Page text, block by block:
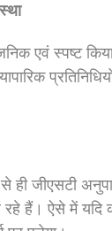
एवं स्पष्ट किया
ही जीएसटी
रहे हैं। ऐसे में